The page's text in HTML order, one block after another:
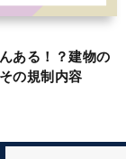
ある！？建物の
の規制内容